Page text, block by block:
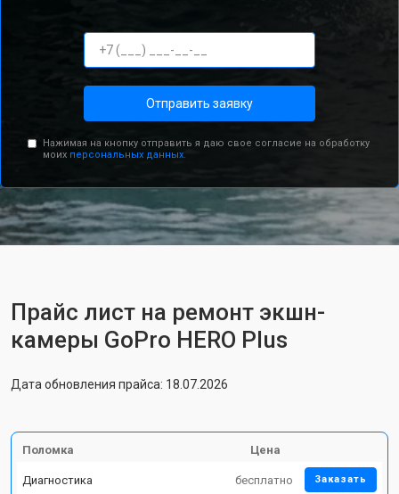
Отправить заявку
Нажимая на кнопку отправить я даю свое согласие на обработку
моих персональных данных.
Прайс лист на ремонт экшн-
камеры GoPro HERO Plus
Дата обновления прайса: 18.07.2026
Поломка Цена
Диагностика бесплатно Заказать